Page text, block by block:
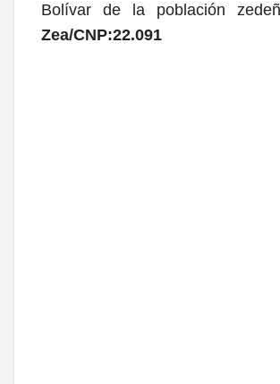
Bolívar de la población
Zea/CNP:22.091